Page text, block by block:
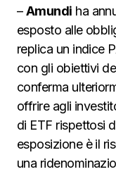
–Amundi ha
esposto alle
replica un indice
con gli obiettivi
conferma
offrire agli
di ETF rispettosi
esposizione è il
una